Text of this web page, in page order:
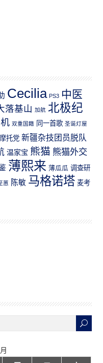
Cecilia PS3 中医
落基山 加航 北极纪
双重国籍 同一首歌 圣诞灯屋
摩托党 新疆杂技团员脱队
温家宝 熊猫 熊猫外交
薄熙来 薄瓜瓜 调查研
蕙 陈敏 马格诺塔 麦考